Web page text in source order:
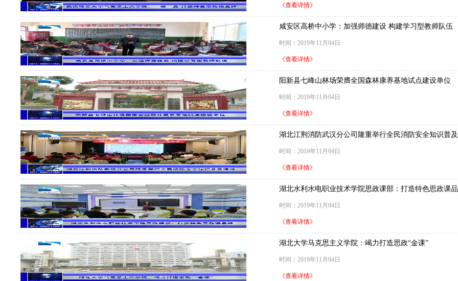
《查看详情》
咸安区高桥中小学：加强师德建设 构建学习型教师队伍
时间：2019年11月04日
《查看详情》
阳新县七峰山林场荣膺全国森林康养基地试点建设单位
时间：2019年11月04日
《查看详情》
湖北江荆消防武汉分公司隆重举行全民消防安全知识普
时间：2019年11月04日
《查看详情》
湖北水利水电职业技术学院思政课部：打造特色思政课
时间：2019年11月04日
《查看详情》
湖北大学马克思主义学院：竭力打造思政“金课”
时间：2019年11月04日
《查看详情》